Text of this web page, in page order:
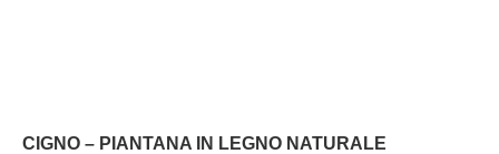
CIGNO – PIANTANA IN LEGNO NATURALE